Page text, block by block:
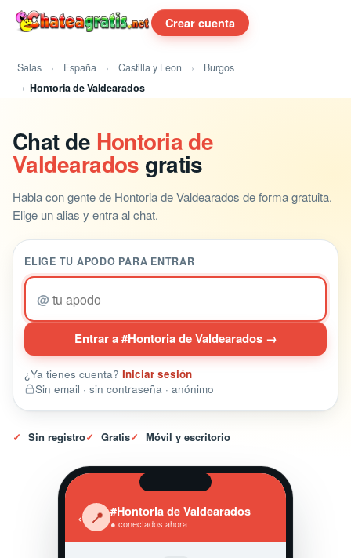
Crear cuenta
Salas España Castilla y Leon
Burgos
Hontoria de Valdearados
Chat de Hontoria de
Valdearados gratis
Habla con gente de Hontoria de Valdearados de forma gratuita.
Elige un alias y entra al chat.
ELIGE TU APODO PARA ENTRAR
@
Entrar a #Hontoria de Valdearados →
¿Ya tienes cuenta? Iniciar sesión
Sin email · sin contraseña · anónimo
✓ Sin registro✓ Gratis✓ Móvil y escritorio
‹ 📍 #Hontoria de Valdearados
● conectados ahora